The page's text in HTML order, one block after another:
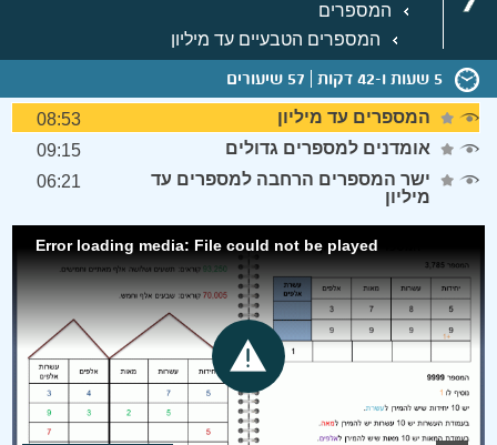
המספרים
המספרים הטבעיים עד מיליון
5 שעות ו-42 דקות 57 שיעורים
המספרים עד מיליון
08:53
אומדנים למספרים גדולים
09:15
ישר המספרים הרחבה למספרים עד
מיליון
06:21
Error loading media: File could not be played